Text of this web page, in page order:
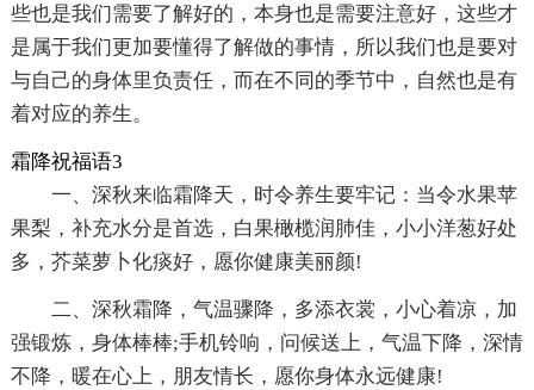
些也是我们需要了解好的，本身也是需要注意好，这些才
是属于我们更加要懂得了解做的事情，所以我们也是要对
与自己的身体里负责任，而在不同的季节中，自然也是有
着对应的养生。
霜降祝福语3
一、深秋来临霜降天，时令养生要牢记：当令水果苹
果梨，补充水分是首选，白果橄榄润肺佳，小小洋葱好处
多，芥菜萝卜化痰好，愿你健康美丽颜!
二、深秋霜降，气温骤降，多添衣裳，小心着凉，加
强锻炼，身体棒棒;手机铃响，问候送上，气温下降，深情
不降，暖在心上，朋友情长，愿你身体永远健康!